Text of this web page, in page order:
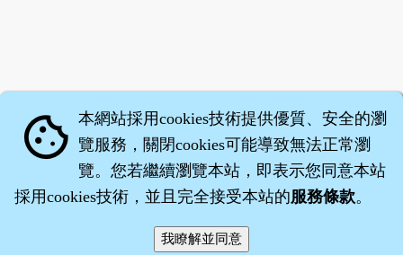
‧沈藥子©2008～2026
cookie 本網站採用cookies技術提供優質、安全的瀏
覽服務，關閉cookies可能導致無法正常瀏
覽。您若繼續瀏覽本站，即表示您同意本站
採用cookies技術，並且完全接受本站的服務條款。